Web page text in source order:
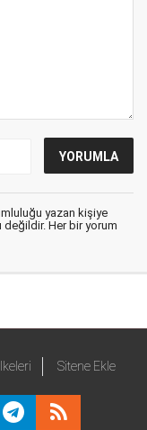
yazan kişiye
değildir. Her bir yorum
Sitene Ekle